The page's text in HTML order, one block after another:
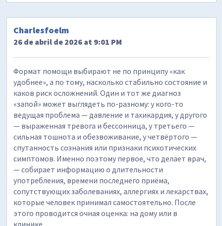
Charlesfoelm
26 de abril de 2026 at 9:01 PM
Формат помощи выбирают не по принципу «как
удобнее», а по тому, насколько стабильно состояние и
каков риск осложнений. Один и тот же диагноз
«запой» может выглядеть по-разному: у кого-то
ведущая проблема — давление и тахикардия, у другого
— выраженная тревога и бессонница, у третьего —
сильная тошнота и обезвоживание, у четвёртого —
спутанность сознания или признаки психотических
симптомов. Именно поэтому первое, что делает врач,
— собирает информацию о длительности
употребления, времени последнего приёма,
сопутствующих заболеваниях, аллергиях и лекарствах,
которые человек принимал самостоятельно. После
этого проводится очная оценка: на дому или в
клинике.